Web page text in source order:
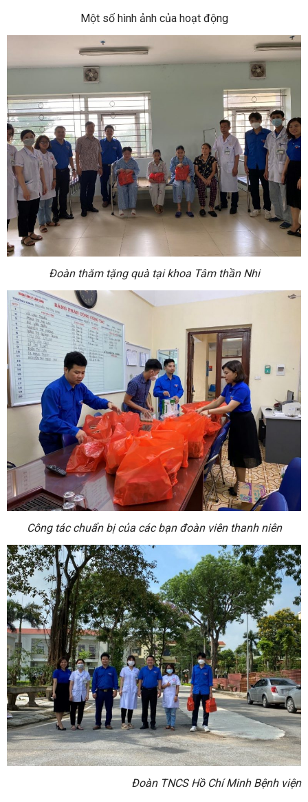
Một số hình ảnh của hoạt động
Đoàn thăm tặng quà tại khoa Tâm thần Nhi
Công tác chuẩn bị của các bạn đoàn viên thanh niên
Đoàn TNCS Hồ Chí Minh Bệnh viện